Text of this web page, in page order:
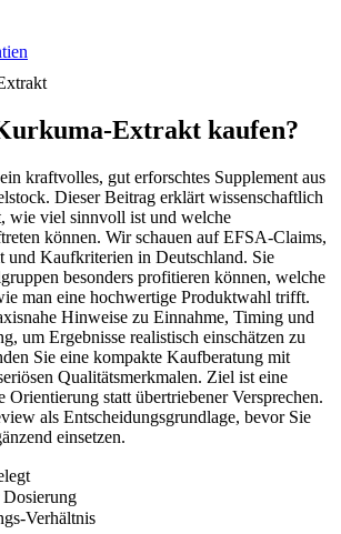
Extrakt kaufen?
kraftvolles, gut erforschtes Supplement aus
Dieser Beitrag erklärt wissenschaftlich
wie viel sinnvoll ist und welche
können. Wir schauen auf EFSA-Claims,
und Kaufkriterien in Deutschland. Sie
besonders profitieren können, welche
man eine hochwertige Produktwahl trifft.
Hinweise zu Einnahme, Timing und
um Ergebnisse realistisch einschätzen zu
Sie eine kompakte Kaufberatung mit
Qualitätsmerkmalen. Ziel ist eine
Orientierung statt übertriebener Versprechen.
als Entscheidungsgrundlage, bevor Sie
einsetzen.
Verhältnis